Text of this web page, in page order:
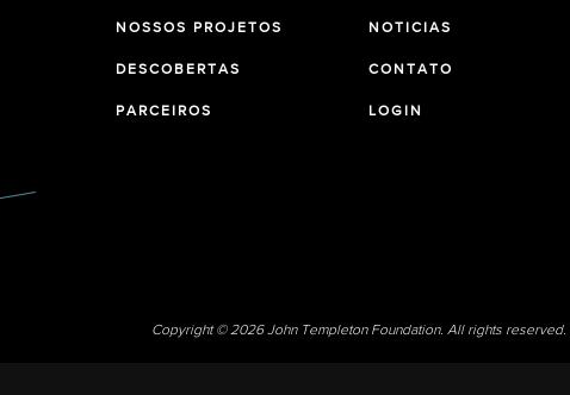
NOSSOS PROJETOS
DESCOBERTAS
PARCEIROS
NOTICIAS
CONTATO
LOGIN
Copyright © 2026 John Templeton Foundation. All rights reserved.